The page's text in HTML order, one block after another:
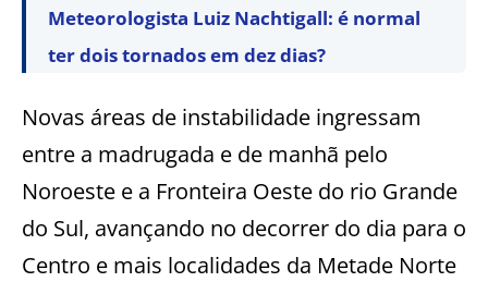
Meteorologista Luiz Nachtigall: é normal
ter dois tornados em dez dias?
Novas áreas de instabilidade ingressam
entre a madrugada e de manhã pelo
Noroeste e a Fronteira Oeste do rio Grande
do Sul, avançando no decorrer do dia para o
Centro e mais localidades da Metade Norte